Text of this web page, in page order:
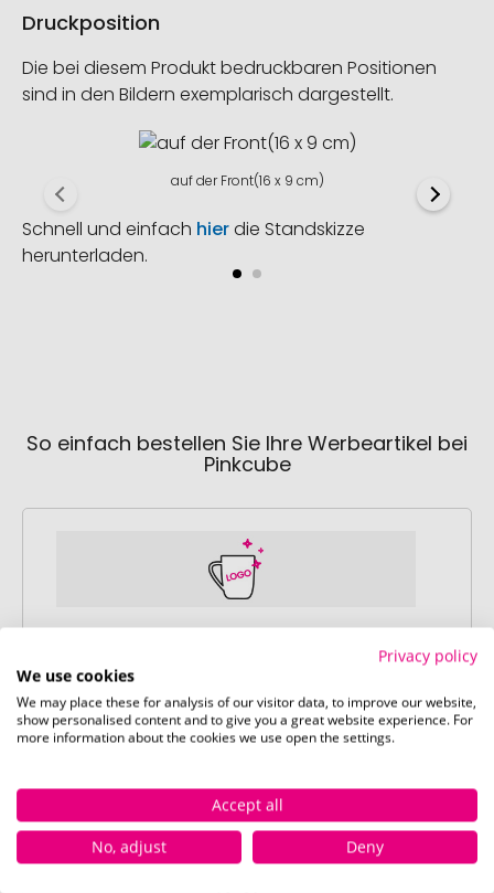
Druckposition
Die bei diesem Produkt bedruckbaren Positionen
sind in den Bildern exemplarisch dargestellt.
auf der Front(16 x 9 cm)
Schnell und einfach hierdie Standskizze
herunterladen.
So einfach bestellen Sie Ihre Werbeartikel bei
Pinkcube
Artikelkonfiguration
Wählen Sie Ihre gewünschten
Werbeartikel aus und passen Sie diese
nach Ihren Vorstellungen an.
Artikel in Ihren Warenkorb.
Privacy policy
We use cookies
We may place these for analysis of our visitor data, to improve our website,
show personalised content and to give you a great website experience. For
more information about the cookies we use open the settings.
Accept all
No, adjust
Deny